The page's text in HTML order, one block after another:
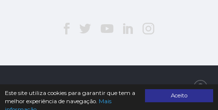
Aceito
Este site utiliza cookies para garantir que tem a
melhor experiência de navegação. Mais